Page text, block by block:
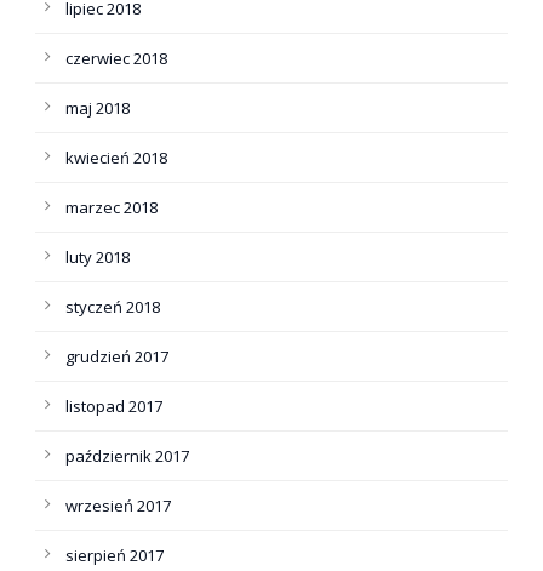
lipiec 2018
czerwiec 2018
maj 2018
kwiecień 2018
marzec 2018
luty 2018
styczeń 2018
grudzień 2017
listopad 2017
październik 2017
wrzesień 2017
sierpień 2017